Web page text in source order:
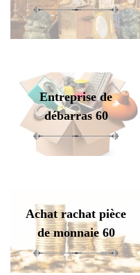
Entreprise de
débarras 60
Achat rachat pièce
de monnaie 60